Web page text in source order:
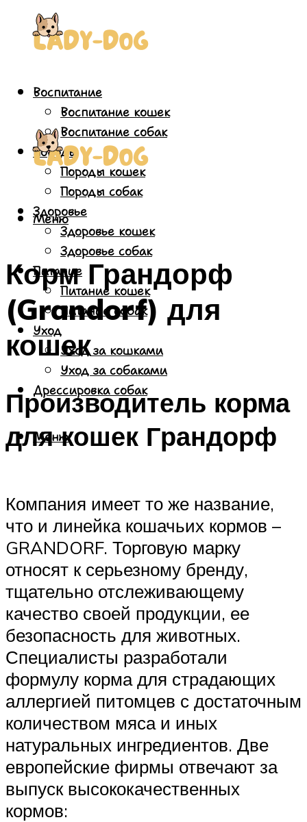
Воспитание
Воспитание кошек
Воспитание собак
Породы
Породы кошек
Породы собак
Здоровье
Здоровье кошек
Здоровье собак
Питание
Питание кошек
Питание собак
Уход
Уход за кошками
Уход за собаками
Дрессировка собак
Меню
Меню
Корм Грандорф
(Grandorf) для
кошек
Производитель корма
для кошек Грандорф
Компания имеет то же название,
что и линейка кошачьих кормов –
GRANDORF. Торговую марку
относят к серьезному бренду,
тщательно отслеживающему
качество своей продукции, ее
безопасность для животных.
Специалисты разработали
формулу корма для страдающих
аллергией питомцев с достаточным
количеством мяса и иных
натуральных ингредиентов. Две
европейские фирмы отвечают за
выпуск высококачественных
кормов: